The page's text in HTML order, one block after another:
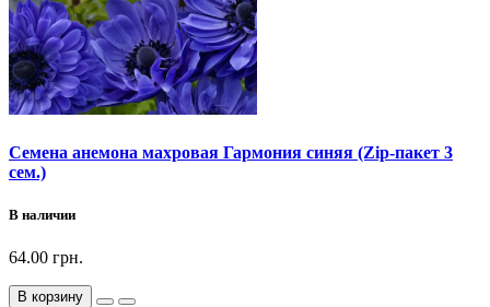
Семена анемона махровая Гармония синяя (Zip-пакет 3
сем.)
В наличии
64.00 грн.
В корзину